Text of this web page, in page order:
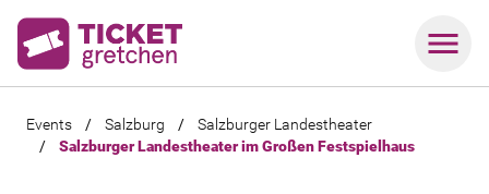
Events / Salzburg /
Salzburger Landestheater
/
Salzburger Landestheater im Großen Festspielhaus